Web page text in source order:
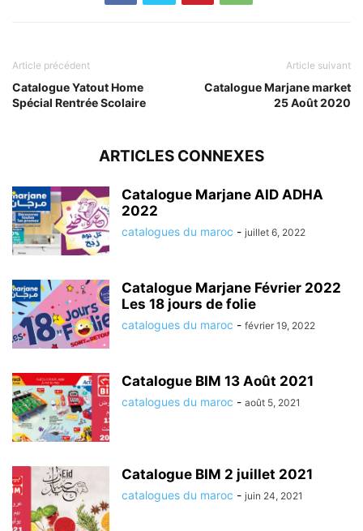
Article précédent
Catalogue Yatout Home
Spécial Rentrée Scolaire
Article suivant
Catalogue Marjane market
25 Août 2020
ARTICLES CONNEXES
Catalogue Marjane AID ADHA
2022
catalogues du maroc - juillet 6, 2022
Catalogue Marjane Février 2022
Les 18 jours de folie
catalogues du maroc - février 19, 2022
Catalogue BIM 13 Août 2021
catalogues du maroc - août 5, 2021
Catalogue BIM 2 juillet 2021
catalogues du maroc - juin 24, 2021